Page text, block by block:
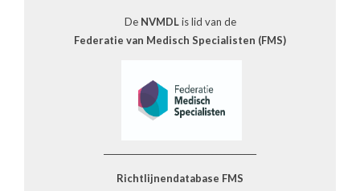
De NVMDLis lid van de
Federatie van Medisch Specialisten (FMS)
Richtlijnendatabase FMS